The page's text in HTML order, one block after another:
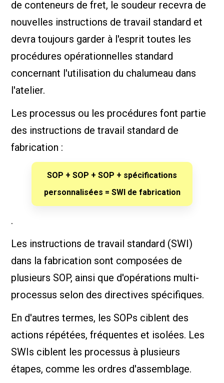
de conteneurs de fret, le soudeur recevra de
nouvelles instructions de travail standard et
devra toujours garder à l'esprit toutes les
procédures opérationnelles standard
concernant l'utilisation du chalumeau dans
l'atelier.
Les processus ou les procédures font partie
des instructions de travail standard de
fabrication :
SOP + SOP + SOP + spécifications
personnalisées = SWI de fabrication
.
Les instructions de travail standard (SWI)
dans la fabrication sont composées de
plusieurs SOP, ainsi que d'opérations multi-
processus selon des directives spécifiques.
En d'autres termes, les SOPs ciblent des
actions répétées, fréquentes et isolées. Les
SWIs ciblent les processus à plusieurs
étapes, comme les ordres d'assemblage.